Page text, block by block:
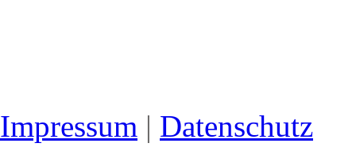
Impressum | Datenschutz